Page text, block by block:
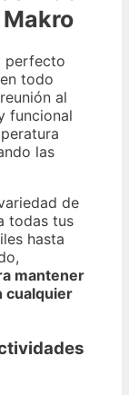
perfecto
todo
al
funcional
las
de
todas tus
hasta
mantener
cualquier